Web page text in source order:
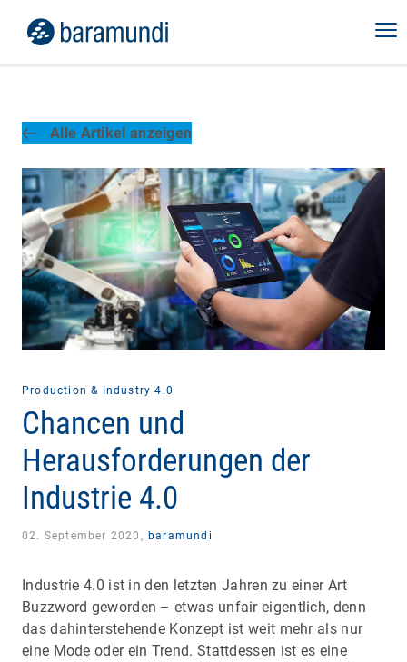
Alle Artikel anzeigen
Production & Industry 4.0
Chancen und
Herausforderungen der
Industrie 4.0
02. September 2020, baramundi
Industrie 4.0 ist in den letzten Jahren zu einer Art
Buzzword geworden – etwas unfair eigentlich, denn
das dahinterstehende Konzept ist weit mehr als nur
eine Mode oder ein Trend. Stattdessen ist es eine